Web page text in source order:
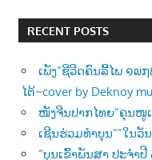
RECENT POSTS
ເພັງ”ຊີວີດຄົນລີ້ໄພ ໑໙
ໄຕ້~cover by Deknoy
ໜັງຈີນປາກໄທຍ”ຄຸນໜູ
ເຊີນຮ່ວມທຳບຸນ””ໃນ
“ບຸນເຂົ້າພັນສາ ປະຈຳ